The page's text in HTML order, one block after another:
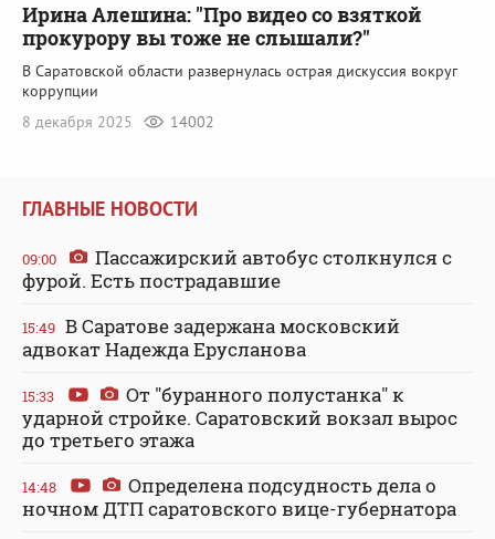
Ирина Алешина: "Про видео со взяткой
прокурору вы тоже не слышали?"
В Саратовской области развернулась острая дискуссия вокруг
коррупции
8 декабря 2025
14002
ГЛАВНЫЕ НОВОСТИ
09:00
Пассажирский автобус столкнулся с
фурой. Есть пострадавшие
15:49 В Саратове задержана московский
адвокат Надежда Ерусланова
15:33
От "буранного полустанка" к
ударной стройке. Саратовский вокзал вырос
до третьего этажа
14:48
Определена подсудность дела о
ночном ДТП саратовского вице-губернатора